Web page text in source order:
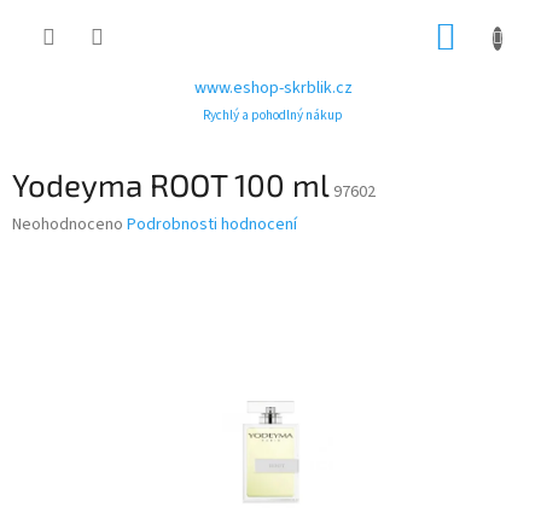
www.eshop-skrblik.cz
Rychlý a pohodlný nákup
Yodeyma ROOT 100 ml 97602
Průměrné
Neohodnoceno Podrobnosti hodnocení